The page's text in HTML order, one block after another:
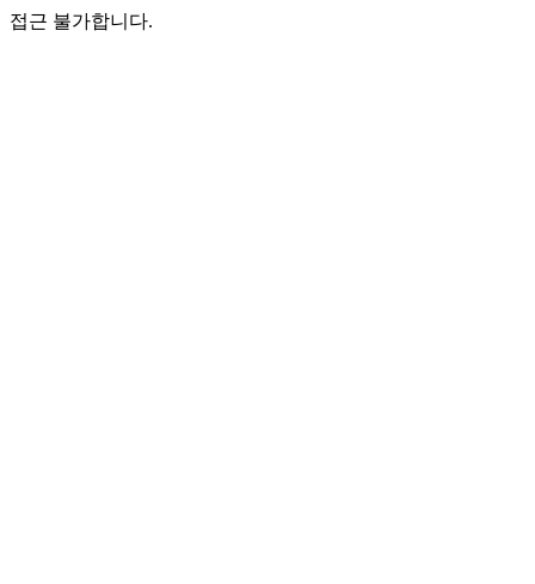
접근 불가합니다.